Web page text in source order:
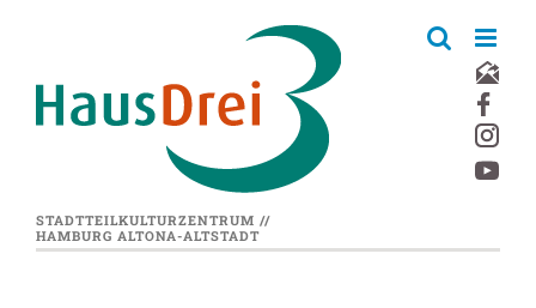
STADTTEILKULTURZENTRUM //
HAMBURG ALTONA-ALTSTADT